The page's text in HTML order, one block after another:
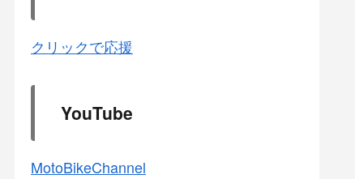
クリックで応援
YouTube
MotoBikeChannel